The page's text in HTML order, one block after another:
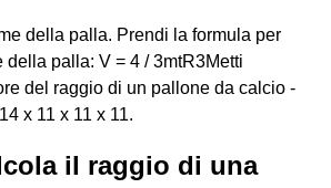
della palla. Prendi la formula per
palla: V = 4 / 3mtR3Metti
del raggio di un pallone da calcio -
x 11 x 11 x 11.
il raggio di una